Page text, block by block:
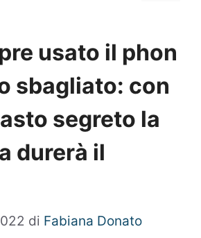
usato il phon
sbagliato: con
segreto la
durerà il
di Fabiana Donato